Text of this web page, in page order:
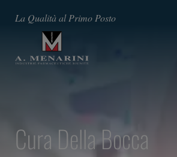
La Qualità al Primo Posto
Cura Della Bocca